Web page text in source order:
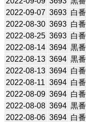
2022-09-07 3693 白番
2022-08-30 3693 白番
2022-08-25 3693 白番
2022-08-14 3694 黒番
2022-08-13 3694 黒番
2022-08-13 3694 白番
2022-08-11 3694 白番
2022-08-09 3694 白番
2022-08-08 3694 黒番
2022-08-06 3694 白番